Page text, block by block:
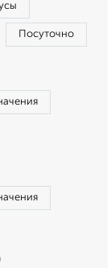
Посуточно